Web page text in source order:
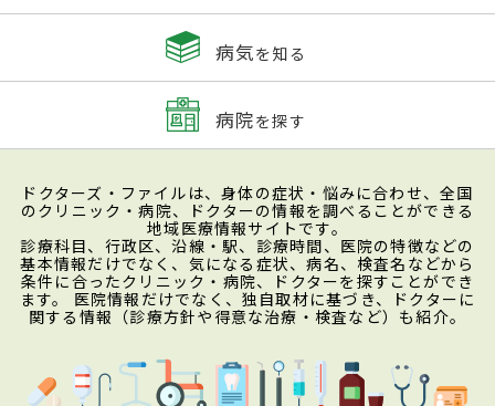
病気を知る
病院を探す
ドクターズ・ファイルは、身体の症状・悩みに合わせ、全国
のクリニック・病院、ドクターの情報を調べることができる
地域医療情報サイトです。
診療科目、行政区、沿線・駅、診療時間、医院の特徴などの
基本情報だけでなく、気になる症状、病名、検査名などから
条件に合ったクリニック・病院、ドクターを探すことができ
ます。 医院情報だけでなく、独自取材に基づき、ドクターに
関する情報（診療方針や得意な治療・検査など）も紹介。